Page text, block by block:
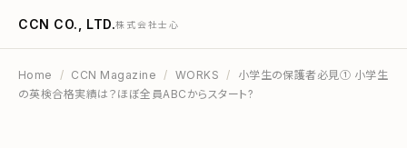
CCN CO., LTD.株式会社士心
Home / CCN Magazine / WORKS /
小学生の保護者必見① 小学生
の英検合格実績は？ほぼ全員ABCからスタート?